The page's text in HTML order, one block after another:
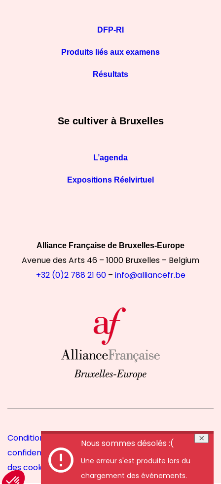
DFP-RI
Produits liés aux examens
Résultats
Se cultiver à Bruxelles
L’agenda
Expositions Réelvirtuel
Alliance Française de Bruxelles-Europe
Avenue des Arts 46 – 1000 Bruxelles – Belgium
+32 (0)2 788 21 60– info@alliancefr.be
Conditions particulières de vente |Politique de
confidentialité|Principes d’ordre intérieur
des cookies
Nous sommes désolés :(
Une erreur s'est produite lors du
chargement des événements.